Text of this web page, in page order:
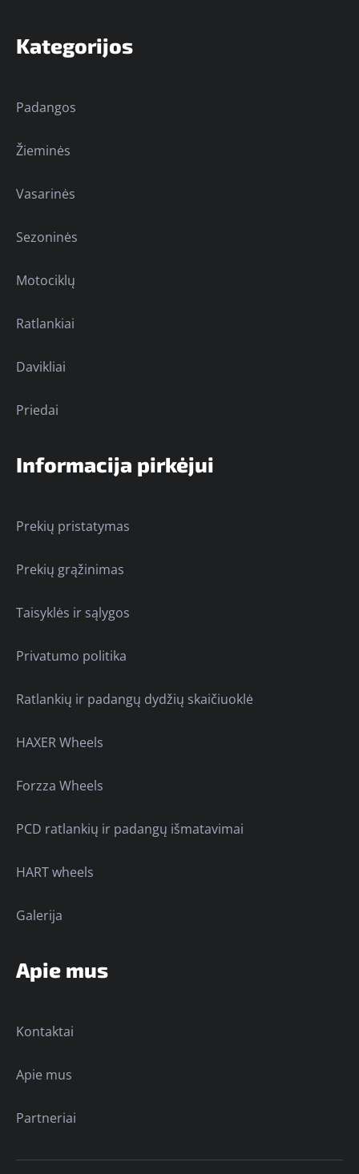
Kategorijos
Padangos
Žieminės
Vasarinės
Sezoninės
Motociklų
Ratlankiai
Davikliai
Priedai
Informacija pirkėjui
Prekių pristatymas
Prekių grąžinimas
Taisyklės ir sąlygos
Privatumo politika
Ratlankių ir padangų dydžių skaičiuoklė
HAXER Wheels
Forzza Wheels
PCD ratlankių ir padangų išmatavimai
HART wheels
Galerija
Apie mus
Kontaktai
Apie mus
Partneriai